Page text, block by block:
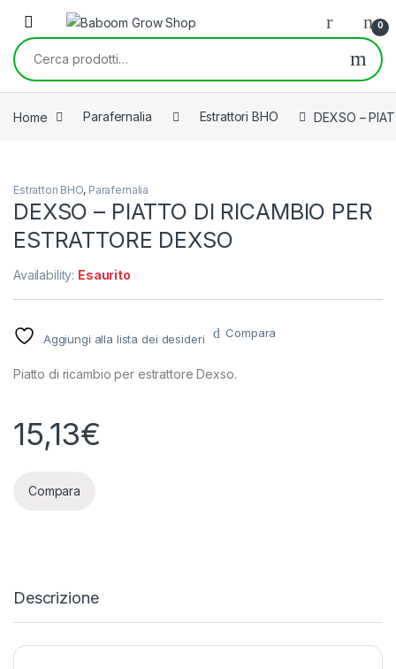
Skip to navigation
Skip to content
0
Cerca:
Home Parafernalia Estrattori BHO DEXSO –
Estrattori BHO, Parafernalia
DEXSO – PIATTO DI RICAMBIO PER
ESTRATTORE DEXSO
Availability: Esaurito
Aggiungi alla lista dei desideri Compara
Piatto di ricambio per estrattore Dexso.
15,13€
Compara
Descrizione